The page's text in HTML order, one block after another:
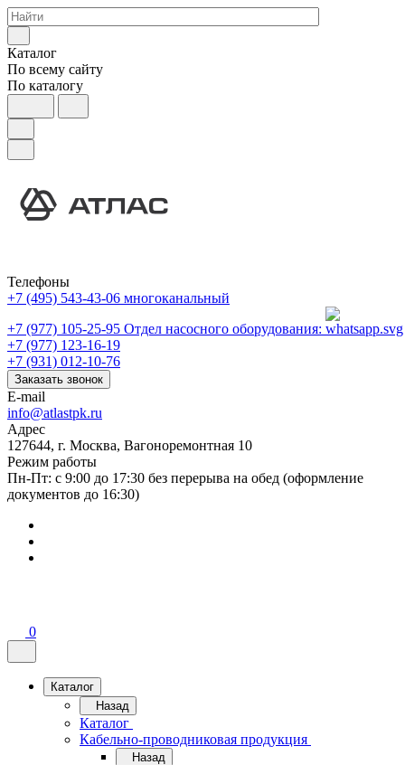
Каталог
По всему сайту
По каталогу
Телефоны
+7 (495) 543-43-06 многоканальный
+7 (977) 105-25-95 Отдел насосного оборудования:
+7 (977) 123-16-19
+7 (931) 012-10-76
Заказать звонок
E-mail
info@atlastpk.ru
Адрес
127644, г. Москва, Вагоноремонтная 10
Режим работы
Пн-Пт: с 9:00 до 17:30 без перерыва на обед (оформление
документов до 16:30)
0
Каталог
Назад
Каталог
Кабельно-проводниковая продукция
Назад